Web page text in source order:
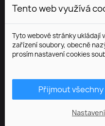
© BRENSS.COM VŠECHNA
WEB7.CZ
Tento web využívá
Tyto webové stránky ukládají
zařízení soubory, obecně
prosím nastavení cookies
Přijmout